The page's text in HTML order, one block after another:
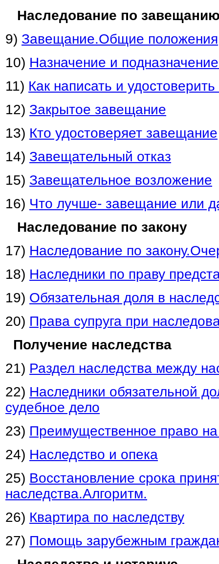
Наследование по
9) Завещание.Общие положения
10) Назначение и
11) Как написать и
12) Закрытое завещание
13) Кто удостоверяет завещание
14) Завещательный отказ
15) Завещательное возложение
16) Что лучше- завещание или
Наследование по закону
17) Наследование по
18) Наследники по праву
19) Обязательная доля в
20) Права супруга при
Получение наследства
21) Раздел наследства между
22) Наследники обязательной
судебное дело
23) Преимущественное право
24) Наследство и опека
25) Восстановление срока
наследства.Алгоритм.
26) Квартира по наследству
27) Помощь зарубежным